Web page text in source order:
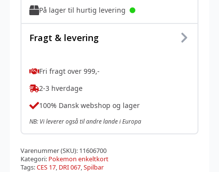
På lager til hurtig levering
Fragt & levering
Fri fragt over 999,-
2-3 hverdage
100% Dansk webshop og lager
NB: Vi leverer også til andre lande i Europa
Varenummer (SKU): 11606700
Kategori: Pokemon enkeltkort
Tags:CES 17, DRI 067,Spilbar